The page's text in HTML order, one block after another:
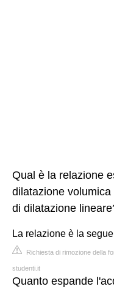
Qual è la relazione
dilatazione
di dilatazione
La relazione è la
Richiesta di rimozione della
studenti.it
Quanto espande